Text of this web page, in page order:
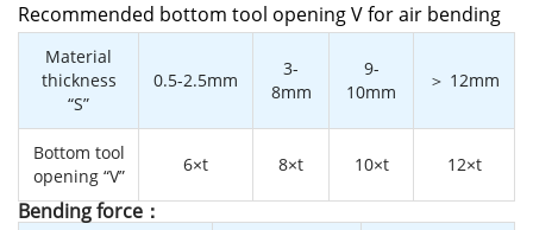
Recommended bottom tool opening V for air bending
Material
thickness
“S”
0.5-2.5mm
3-
8mm
9-
10mm
＞ 12mm
Bottom tool
opening “V”
6×t 8×t 10×t 12×t
Bending force：